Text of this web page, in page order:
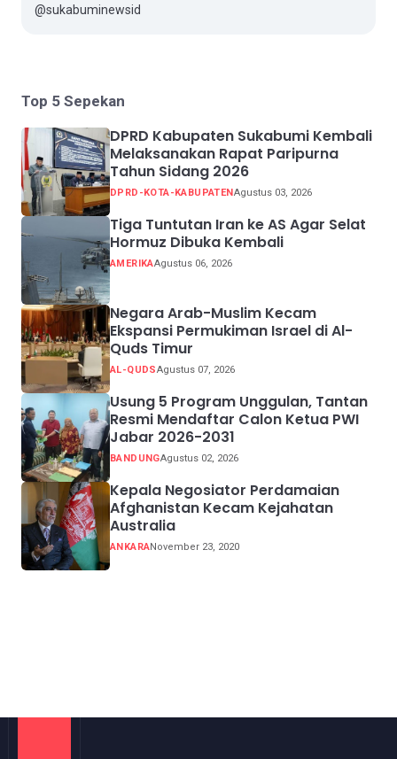
@sukabuminewsid
Top 5 Sepekan
DPRD Kabupaten Sukabumi Kembali
Melaksanakan Rapat Paripurna
Tahun Sidang 2026
DPRD-KOTA-KABUPATENAgustus 03, 2026
Tiga Tuntutan Iran ke AS Agar Selat
Hormuz Dibuka Kembali
AMERIKAAgustus 06, 2026
Negara Arab-Muslim Kecam
Ekspansi Permukiman Israel di Al-
Quds Timur
AL-QUDSAgustus 07, 2026
Usung 5 Program Unggulan, Tantan
Resmi Mendaftar Calon Ketua PWI
Jabar 2026-2031
BANDUNGAgustus 02, 2026
Kepala Negosiator Perdamaian
Afghanistan Kecam Kejahatan
Australia
ANKARANovember 23, 2020